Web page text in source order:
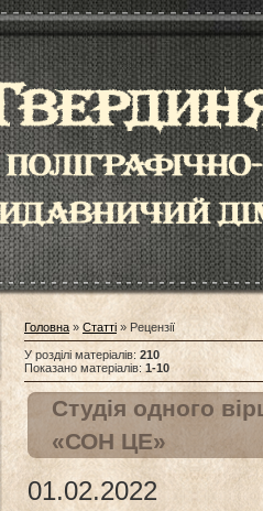
Головна » Статті » Рецензії
У розділі матеріалів: 210
Показано матеріалів: 1-10
Студія одного
«СОН ЦЕ»
01.02.2022